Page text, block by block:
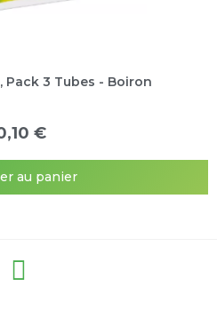
, Pack 3 Tubes - Boiron
€
au panier